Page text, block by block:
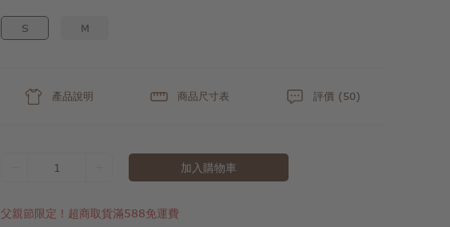
S M
產品說明 商品尺寸表 評價 (50)
1 加入購物車
父親節限定！超商取貨滿588免運費